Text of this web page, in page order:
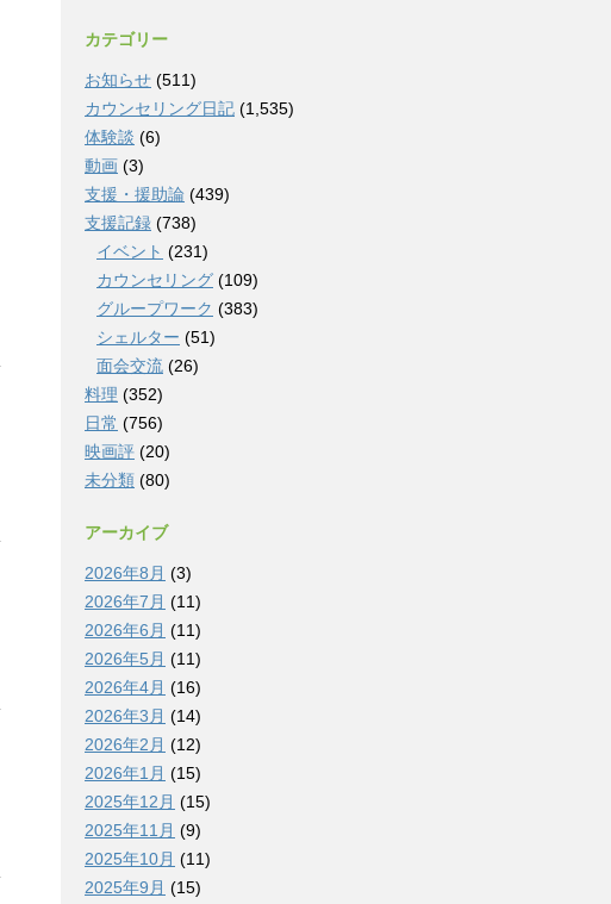
カテゴリー
お知らせ (511)
カウンセリング日記 (1,535)
体験談 (6)
動画 (3)
支援・援助論 (439)
支援記録 (738)
イベント (231)
カウンセリング (109)
グループワーク (383)
シェルター (51)
面会交流 (26)
料理 (352)
日常 (756)
映画評 (20)
未分類 (80)
アーカイブ
2026年8月 (3)
2026年7月 (11)
2026年6月 (11)
2026年5月 (11)
2026年4月 (16)
2026年3月 (14)
2026年2月 (12)
2026年1月 (15)
2025年12月 (15)
2025年11月 (9)
2025年10月 (11)
2025年9月 (15)